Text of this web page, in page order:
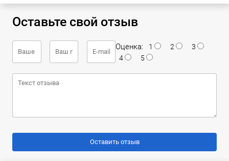
Оставьте свой отзыв
Оценка: 1 2
3
4
5